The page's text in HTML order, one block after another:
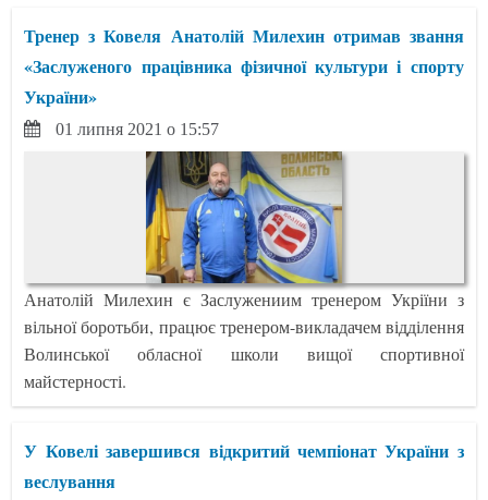
Тренер з Ковеля Анатолій Милехин отримав звання
«Заслуженого працівника фізичної культури і спорту
України»
01 липня 2021 о 15:57
Анатолій Милехин є Заслужениим тренером Укріїни з
вільної боротьби, працює тренером-викладачем відділення
Волинської обласної школи вищої спортивної
майстерності.
У Ковелі завершився відкритий чемпіонат України з
веслування